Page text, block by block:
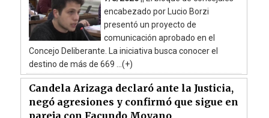
encabezado por Lucio Borzi
presentó un proyecto de
comunicación aprobado en el
Concejo Deliberante. La iniciativa busca conocer el
destino de más de 669 ...(+)
Candela Arizaga declaró ante la Justicia,
negó agresiones y confirmó que sigue en
pareja con Facundo Moyano